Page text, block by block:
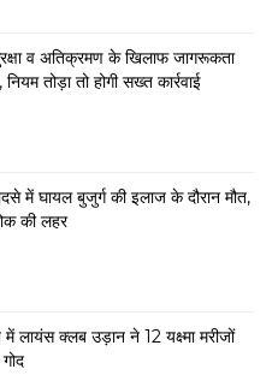
व अतिक्रमण के खिलाफ जागरूकता
तोड़ा तो होगी सख्त कार्रवाई
में घायल बुजुर्ग की इलाज के दौरान मौत,
की लहर
लायंस क्लब उड़ान ने 12 यक्ष्मा मरीजों